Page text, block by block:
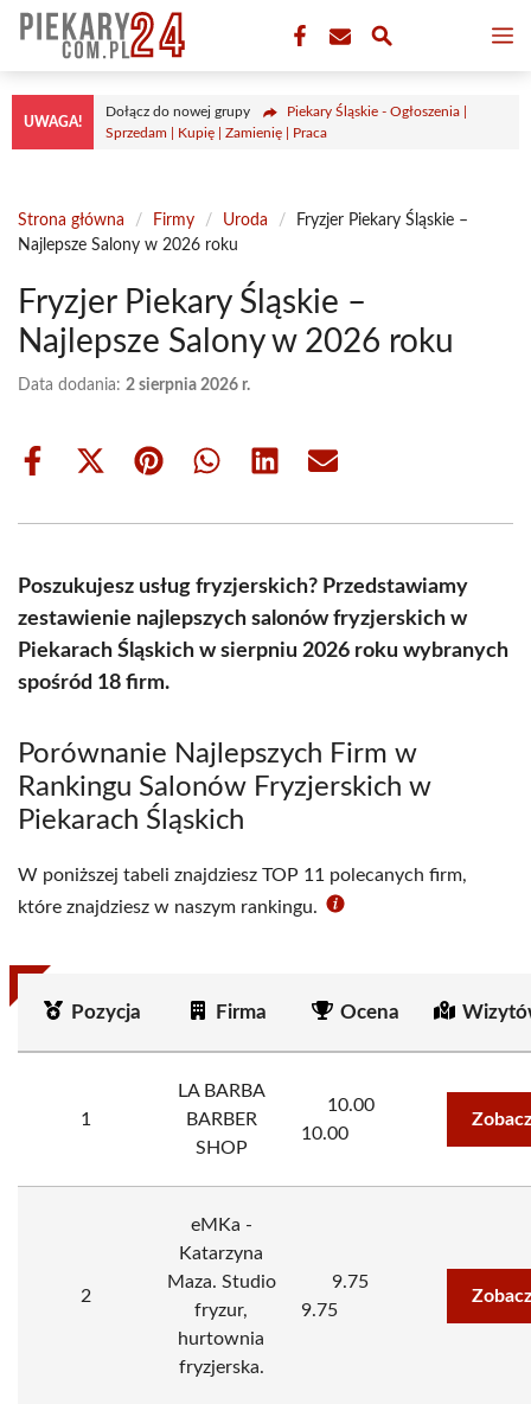
Przejdź
treści
UWAGA!
Dołącz do nowej grupy
Piekary Śląskie - Ogłoszenia |
Sprzedam | Kupię | Zamienię | Praca
Strona główna / Firmy / Uroda /
Fryzjer Piekary Śląskie –
Najlepsze Salony w 2026 roku
Fryzjer Piekary Śląskie –
Najlepsze Salony w 2026 roku
Data dodania: 2 sierpnia 2026 r.
Share
Share
(Twitter)
Share Share Share Share
Poszukujesz usług fryzjerskich? Przedstawiamy
zestawienie najlepszych salonów fryzjerskich w
Piekarach Śląskich w sierpniu 2026 roku wybranych
spośród 18 firm.
Porównanie Najlepszych Firm w
Rankingu Salonów Fryzjerskich w
Piekarach Śląskich
W poniższej tabeli znajdziesz TOP 11 polecanych firm,
które znajdziesz w naszym rankingu.
Pozycja Firma Ocena
1
LA BARBA
BARBER
SHOP
10.00
10.00
2
eMKa -
Katarzyna
Maza. Studio
fryzur,
hurtownia
fryzjerska.
9.75
9.75